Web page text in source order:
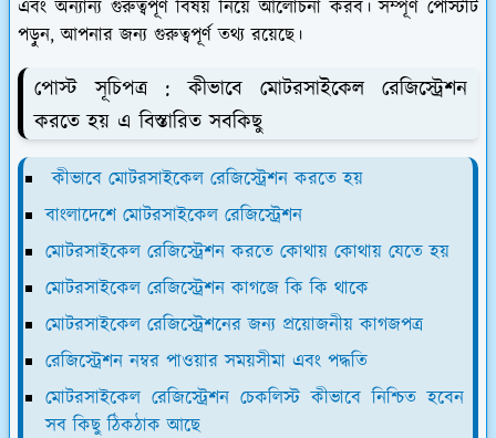
এবং অন্যান্য গুরুত্বপূর্ণ বিষয় নিয়ে আলোচনা করব। সম্পূর্ণ পোস্টটি
পড়ুন, আপনার জন্য গুরুত্বপূর্ণ তথ্য রয়েছে।
পোস্ট সূচিপত্র : কীভাবে মোটরসাইকেল রেজিস্ট্রেশন
করতে হয় এ বিস্তারিত সবকিছু
কীভাবে মোটরসাইকেল রেজিস্ট্রেশন করতে হয়
বাংলাদেশে মোটরসাইকেল রেজিস্ট্রেশন
মোটরসাইকেল রেজিস্ট্রেশন করতে কোথায় কোথায় যেতে হয়
মোটরসাইকেল রেজিস্ট্রেশন কাগজে কি কি থাকে
মোটরসাইকেল রেজিস্ট্রেশনের জন্য প্রয়োজনীয় কাগজপত্র
রেজিস্ট্রেশন নম্বর পাওয়ার সময়সীমা এবং পদ্ধতি
মোটরসাইকেল রেজিস্ট্রেশন চেকলিস্ট কীভাবে নিশ্চিত হবেন
সব কিছু ঠিকঠাক আছে